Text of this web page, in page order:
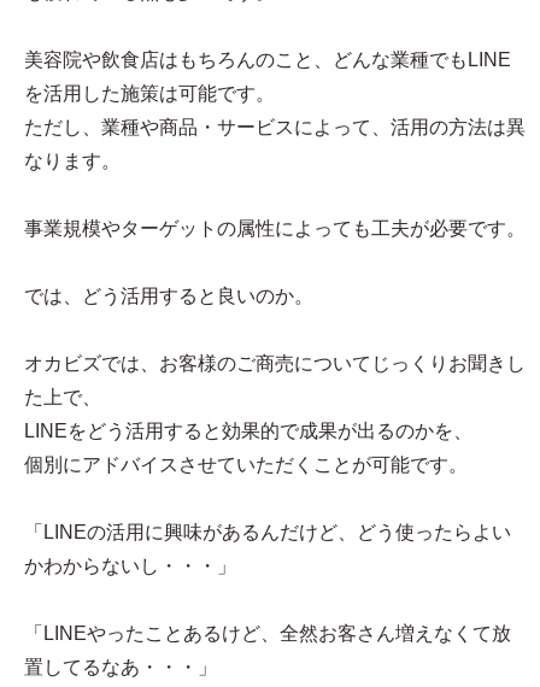
美容院や飲食店はもちろんのこと、どんな業種でもLINE
を活用した施策は可能です。
ただし、業種や商品・サービスによって、活用の方法は異
なります。
事業規模やターゲットの属性によっても工夫が必要です。
では、どう活用すると良いのか。
オカビズでは、お客様のご商売についてじっくりお聞きし
た上で、
LINEをどう活用すると効果的で成果が出るのかを、
個別にアドバイスさせていただくことが可能です。
「LINEの活用に興味があるんだけど、どう使ったらよい
かわからないし・・・」
「LINEやったことあるけど、全然お客さん増えなくて放
置してるなあ・・・」